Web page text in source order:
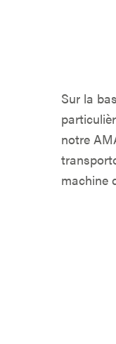
Sur la
notre
machine